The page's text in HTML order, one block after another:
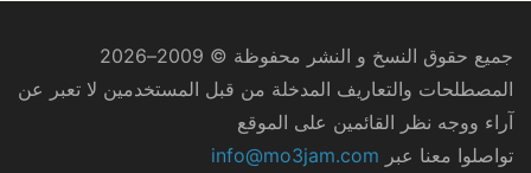
جميع حقوق النسخ و النشر محفوظة © 2009–2026
المصطلحات والتعاريف المدخلة من قبل المستخدمين لا تعبر عن
آراء ووجه نظر القائمين على الموقع
تواصلوا معنا عبر info@mo3jam.com